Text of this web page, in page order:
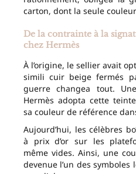
carton, dont la seule
De la contrainte à la
chez Hermès
À l’origine, le sellier avait
simili cuir beige fermés
guerre changea tout.
Hermès adopta cette
sa couleur de référence
Aujourd’hui, les célèbres
à prix d’or sur les
même vides. Ainsi, une
devenue l’un des